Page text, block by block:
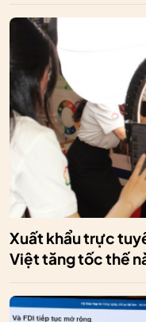
Xuất khẩu trực
Việt tăng tốc thế